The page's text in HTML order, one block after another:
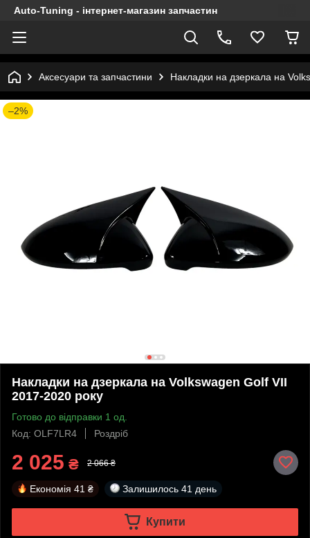
Auto-Tuning - інтернет-магазин запчастин
Аксесуари та запчастини Накладки на дзеркала на
–2%
Накладки на дзеркала на Volkswagen Golf VII
2017-2020 року
Готово до відправки 1 од.
Код: OLF7LR4
Роздріб
2 025 ₴ 2 066 ₴
Економія 41 ₴ Залишилось 41 день
Купити